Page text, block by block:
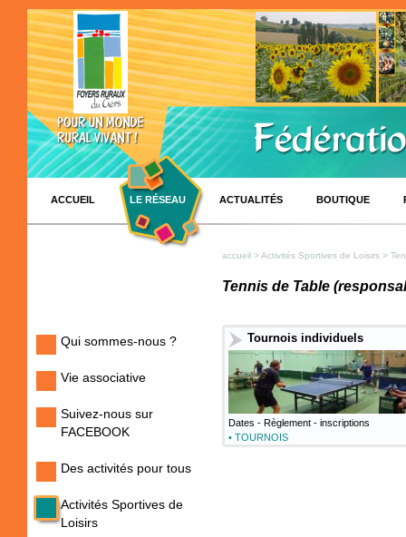
ACCUEIL LE RÉSEAU ACTUALITÉS BOUTIQUE
Qui sommes-nous ?
Vie associative
Suivez-nous sur
FACEBOOK
Des activités pour tous
Activités Sportives de
Loisirs
accueil >Activités Sportives de Loisirs >
Tennis de Table
Tournois individuels
Dates - Règlement - inscriptions
• TOURNOIS